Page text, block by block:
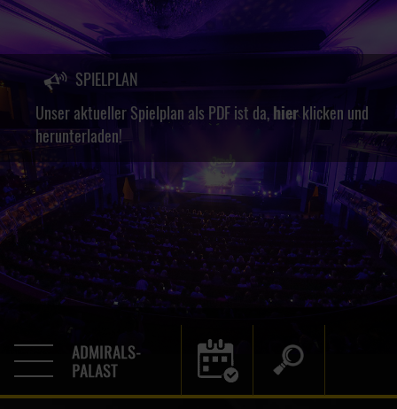
SPIELPLAN
Unser aktueller Spielplan als PDF ist da,hierklicken und
herunterladen!